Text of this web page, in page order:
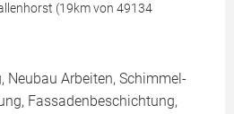
(19km von 49134
Neubau Arbeiten, Schimmel-
Fassadenbeschichtung,